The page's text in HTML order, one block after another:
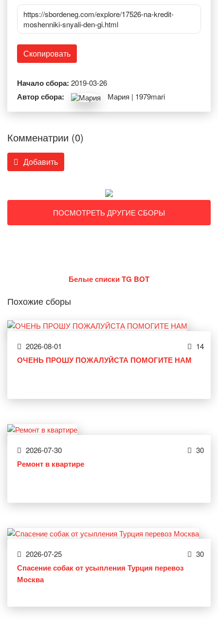
https://sbordeneg.com/explore/17526-na-kredit-
moshenniki-snyali-den-gi.html
Скопировать
Начало сбора: 2019-03-26
Автор сбора: Мария | 1979mari
Комменатрии (0)
Добавить
ПОСМОТРЕТЬ ДРУГИЕ СБОРЫ
Белые списки TG BOT
Похожие сборы
2026-08-01 14
ОЧЕНЬ ПРОШУ ПОЖАЛУЙСТА ПОМОГИТЕ НАМ
2026-07-30 30
Ремонт в квартире
2026-07-25 30
Спасение собак от усыпления Турция перевоз
Москва